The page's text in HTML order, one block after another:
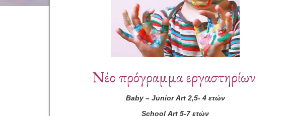
Συνεργάτες
Νέο πρόγραμμα εργαστηρίων
Baby– Junior Art2,5- 4 ετών
School Art 5-7 ετών